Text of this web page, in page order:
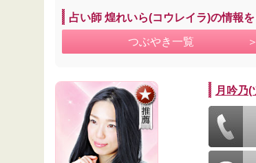
占い師 煌れいら(コウレイラ)の情報
つぶやき一覧
月吟乃(